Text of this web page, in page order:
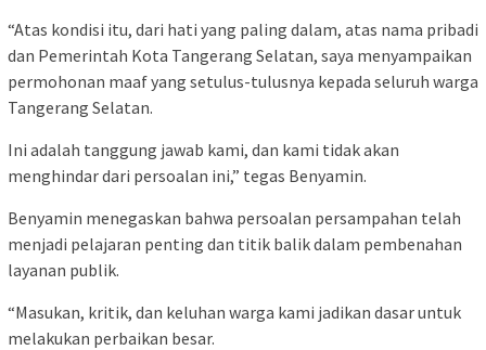
“Atas kondisi itu, dari hati yang paling dalam, atas nama pribadi
dan Pemerintah Kota Tangerang Selatan, saya menyampaikan
permohonan maaf yang setulus-tulusnya kepada seluruh warga
Tangerang Selatan.
Ini adalah tanggung jawab kami, dan kami tidak akan
menghindar dari persoalan ini,” tegas Benyamin.
Benyamin menegaskan bahwa persoalan persampahan telah
menjadi pelajaran penting dan titik balik dalam pembenahan
layanan publik.
“Masukan, kritik, dan keluhan warga kami jadikan dasar untuk
melakukan perbaikan besar.